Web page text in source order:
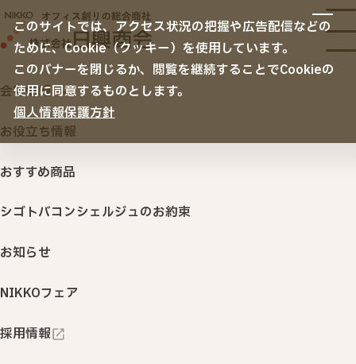
サービス
サービスTOP
オフィス移転
リニューアル・内装・家具
セキュリティ
オフィスサプライ・ＢＣＰ
NIKKOカウネット
納入事例
空間デザイン
ノベルティ・名入れ販促品
会社情報
会社情報
サステナビリティ
お役立ち情報
おすすめ商品
シゴトバコンシェルジュのお約束
お知らせ
NIKKOフェア
採用情報
このサイトでは、アクセス状況の把握や広告配信などの
ために、Cookie（クッキー）を使用しています。
このバナーを閉じるか、閲覧を継続することでCookieの
使用に同意するものとします。
個人情報保護方針
ホーム お知らせ にこにこＮＩＫＫＯ通信第２２３号発
NIKKOカウネット
2025.12.09
にこにこＮＩＫＫＯ通信第２